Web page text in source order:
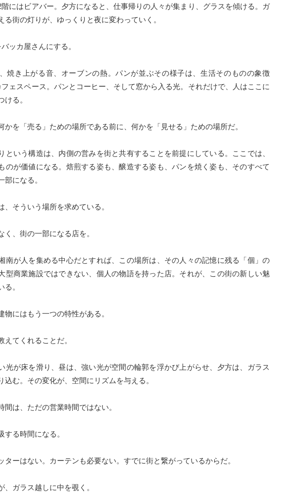
階にはビアバー。夕方になると、仕事帰りの人々が集まり、グラスを傾ける。ガ
る街の灯りが、ゆっくりと夜に変わっていく。
ッカ屋さんにする。
焼き上がる音、オーブンの熱。パンが並ぶその様子は、生活そのものの象徴
ェスペース。パンとコーヒー、そして窓から入る光。それだけで、人はここに
ける。
かを「売る」ための場所である前に、何かを「見せる」ための場所だ。
という構造は、内側の営みを街と共有することを前提にしている。ここでは、
のが価値になる。焙煎する姿も、醸造する姿も、パンを焼く姿も、そのすべて
部になる。
、そういう場所を求めている。
く、街の一部になる店を。
南が人を集める中心だとすれば、この場所は、その人々の記憶に残る「個」の
型商業施設ではできない、個人の物語を持った店。それが、この街の新しい魅
る。
物にはもう一つの特性がある。
えてくれることだ。
光が床を滑り、昼は、強い光が空間の輪郭を浮かび上がらせ、夕方は、ガラス
込む。その変化が、空間にリズムを与える。
間は、ただの営業時間ではない。
する時間になる。
ターはない。カーテンも必要ない。すでに街と繋がっているからだ。
、ガラス越しに中を覗く。
記事を読む